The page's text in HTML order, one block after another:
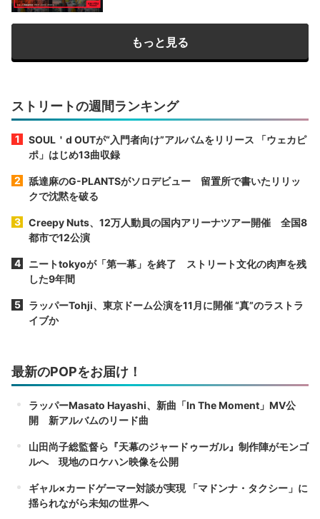
もっと見る
ストリートの週間ランキング
SOUL＇d OUTが“入門者向け”アルバムをリリース 「ウェカピ
ポ」はじめ13曲収録
舐達麻のG-PLANTSがソロデビュー 留置所で書いたリリッ
クで沈黙を破る
Creepy Nuts、12万人動員の国内アリーナツアー開催 全国8
都市で12公演
ニートtokyoが「第一幕」を終了 ストリート文化の肉声を残
した9年間
ラッパーTohji、東京ドーム公演を11月に開催 “真”のラストラ
イブか
最新のPOPをお届け！
ラッパーMasato Hayashi、新曲「In The Moment」MV公
開 新アルバムのリード曲
山田尚子総監督ら『天幕のジャードゥーガル』制作陣がモンゴ
ルへ 現地のロケハン映像を公開
ギャル×カードゲーマー対談が実現 「マドンナ・タクシー」に
揺られながら未知の世界へ